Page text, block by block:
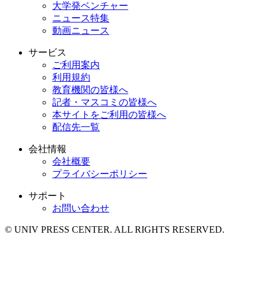
大学発ベンチャー
ニュース特集
動画ニュース
サービス
ご利用案内
利用規約
教育機関の皆様へ
記者・マスコミの皆様へ
本サイトをご利用の皆様へ
配信先一覧
会社情報
会社概要
プライバシーポリシー
サポート
お問い合わせ
© UNIV PRESS CENTER. ALL RIGHTS RESERVED.